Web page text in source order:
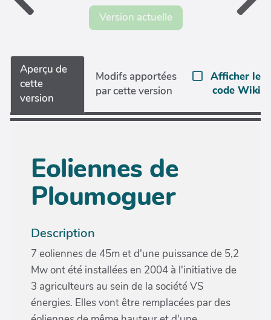
Version actuelle
Aperçu de
cette
version
Modifs apportées
par cette version
Afficher le
code Wiki
Eoliennes de
Ploumoguer
Description
7 eoliennes de 45m et d'une puissance de 5,2
Mw ont été installées en 2004 à l'initiative de
3 agriculteurs au sein de la société VS
énergies. Elles vont être remplacées par des